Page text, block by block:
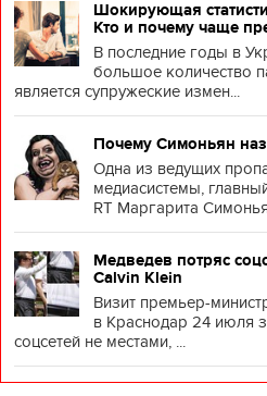
Шокирующая
Кто и почему чаще
В последние годы в
большое количество
является супружеские измен...
Почему Симоньян
Одна из ведущих
медиасистемы,
RT Маргарита
Медведев потряс
Calvin Klein
Визит премьер-
в Краснодар 24 июля
соцсетей не местами, ...